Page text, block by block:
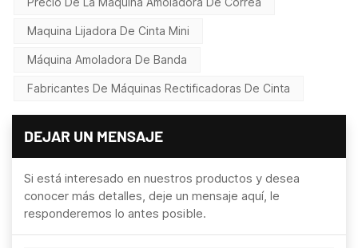
Maquina Lijadora De Cinta Mini
Máquina Amoladora De Banda
Fabricantes De Máquinas Rectificadoras De Cinta
DEJAR UN MENSAJE
Si está interesado en nuestros productos y desea
conocer más detalles, deje un mensaje aquí, le
responderemos lo antes posible.